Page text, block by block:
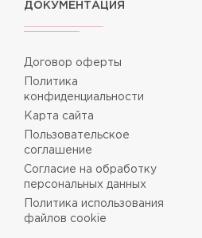
ДОКУМЕНТАЦИЯ
Договор оферты
Политика
конфиденциальности
Карта сайта
Пользовательское
соглашение
Согласие на обработку
персональных данных
Политика использования
файлов cookie